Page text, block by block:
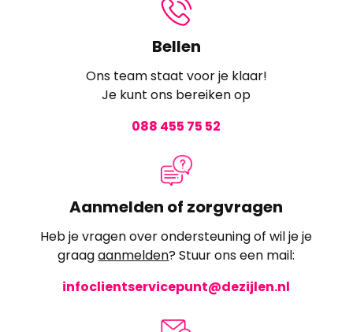
Bellen
Ons team staat voor je klaar!
Je kunt ons bereiken op
088 455 75 52
Aanmelden of zorgvragen
Heb je vragen over ondersteuning of wil je je
graagaanmelden? Stuur ons een mail:
infoclientservicepunt@dezijlen.nl